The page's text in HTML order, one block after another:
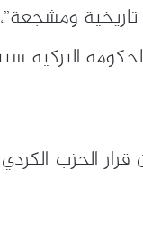
ومشجعة”،
التركية
قرار الحزب